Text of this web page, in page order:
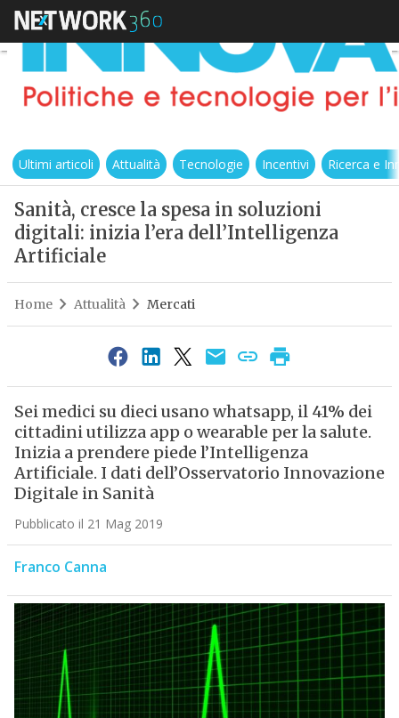
Ultimi articoli Attualità Tecnologie Incentivi Ricerca e
Sanità, cresce la spesa in soluzioni
digitali: inizia l’era dell’Intelligenza
Artificiale
Home Attualità Mercati
Sei medici su dieci usano whatsapp, il 41% dei
cittadini utilizza app o wearable per la salute.
Inizia a prendere piede l’Intelligenza
Artificiale. I dati dell’Osservatorio Innovazione
Digitale in Sanità
Pubblicato il 21 Mag 2019
Franco Canna